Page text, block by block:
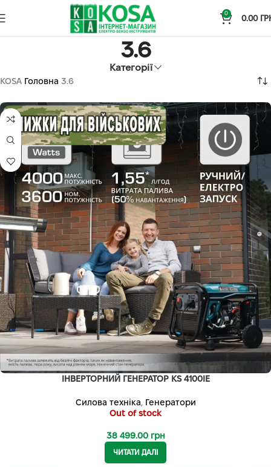
0
0.00
3.6
Категорії
KOSA Головна 3.6
ІНВЕРТОРНИЙ ГЕНЕРАТОР KS 4100IE
Силова техніка, Генератори
Out of stock
38 499.00 грн
ЧИТАТИ ДАЛІ